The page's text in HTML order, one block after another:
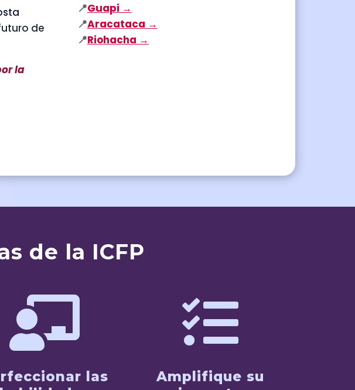
de
la
📍Guapi →
📍Aracataca →
📍Riohacha →
de la ICFP

las

Amplifique su